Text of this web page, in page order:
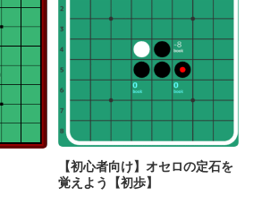
【初心者向け】オセロの定石を
覚えよう【初歩】